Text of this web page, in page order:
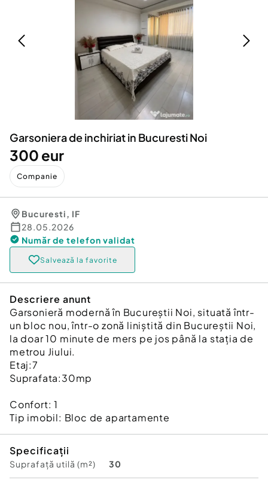
Animale de companie
Afaceri și echipamente profesionale
Inchiriere Bunuri si Vehicule
Utilaje agricole si industriale
Dacia Duster
Garsoniera de inchiriat in Bucuresti Noi
300 eur
Companie
Bucuresti, IF
28.05.2026
Număr de telefon validat
Salvează la favorite
Descriere anunt
Garsonieră modernă în Bucureștii Noi, situată într-
un bloc nou, într-o zonă liniștită din Bucureștii Noi,
la doar 10 minute de mers pe jos până la stația de
metrou Jiului.
Etaj:7
Suprafata:30mp
Confort:1
Tip imobil: Bloc de apartamente
Specificații
Suprafață utilă (m²) 30